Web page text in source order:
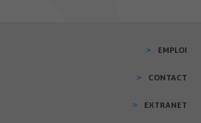
EMPLOI
CONTACT
EXTRANET